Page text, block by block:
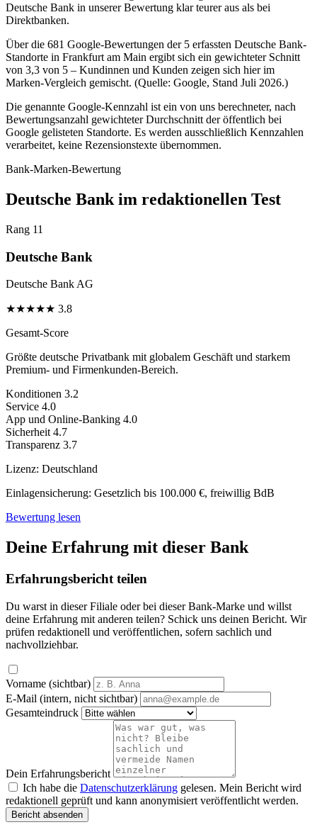
Deutsche Bank in unserer Bewertung klar teurer aus als bei
Direktbanken.
Über die 681 Google-Bewertungen der 5 erfassten Deutsche Bank-
Standorte in Frankfurt am Main ergibt sich ein gewichteter Schnitt
von 3,3 von 5 – Kundinnen und Kunden zeigen sich hier im
Marken-Vergleich gemischt. (Quelle: Google, Stand Juli 2026.)
Die genannte Google-Kennzahl ist ein von uns berechneter, nach
Bewertungsanzahl gewichteter Durchschnitt der öffentlich bei
Google gelisteten Standorte. Es werden ausschließlich Kennzahlen
verarbeitet, keine Rezensionstexte übernommen.
Bank-Marken-Bewertung
Deutsche Bank im redaktionellen Test
Rang 11
Deutsche Bank
Deutsche Bank AG
★★★★★ 3.8
Gesamt-Score
Größte deutsche Privatbank mit globalem Geschäft und starkem
Premium- und Firmenkunden-Bereich.
Konditionen 3.2
Service 4.0
App und Online-Banking 4.0
Sicherheit 4.7
Transparenz 3.7
Lizenz: Deutschland
Einlagensicherung: Gesetzlich bis 100.000 €, freiwillig BdB
Bewertung lesen
Deine Erfahrung mit dieser Bank
Erfahrungsbericht teilen
Du warst in dieser Filiale oder bei dieser Bank-Marke und willst
deine Erfahrung mit anderen teilen? Schick uns deinen Bericht. Wir
prüfen redaktionell und veröffentlichen, sofern sachlich und
nachvollziehbar.
Vorname (sichtbar)
E-Mail (intern, nicht sichtbar)
Gesamteindruck
Dein Erfahrungsbericht
Ich habe die Datenschutzerklärung gelesen. Mein Bericht wird
redaktionell geprüft und kann anonymisiert veröffentlicht werden.
Bericht absenden